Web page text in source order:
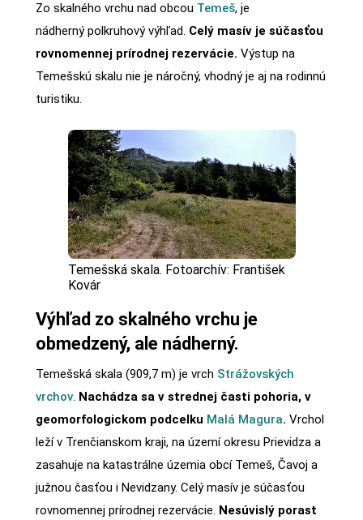
Zo skalného vrchu nad obcou Temeš, je
nádherný polkruhový výhľad. Celý masív je súčasťou
rovnomennej prírodnej rezervácie. Výstup na
Temešskú skalu nie je náročný, vhodný je aj na rodinnú
turistiku.
Temešská skala. Fotoarchív: František
Kovár
Výhľad zo skalného vrchu je
obmedzený, ale nádherný.
Temešská skala (909,7 m) je vrch Strážovských
vrchov. Nachádza sa v strednej časti pohoria, v
geomorfologickom podcelku Malá Magura. Vrchol
leží v Trenčianskom kraji, na území okresu Prievidza a
zasahuje na katastrálne územia obcí Temeš, Čavoj a
južnou časťou i Nevidzany. Celý masív je súčasťou
rovnomennej prírodnej rezervácie. Nesúvislý porast